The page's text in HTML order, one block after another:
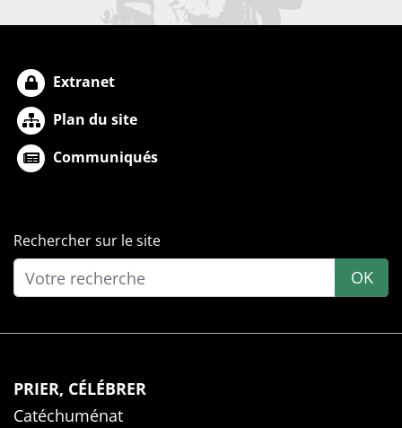
Extranet
Plan du site
Communiqués
Rechercher sur le site
OK
PRIER, CÉLÉBRER
Catéchuménat